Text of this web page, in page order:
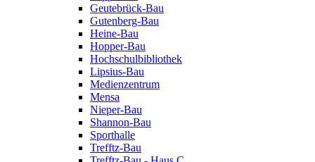
Geutebrück-Bau
Gutenberg-Bau
Heine-Bau
Hopper-Bau
Hochschulbibliothek
Lipsius-Bau
Medienzentrum
Mensa
Nieper-Bau
Shannon-Bau
Sporthalle
Trefftz-Bau